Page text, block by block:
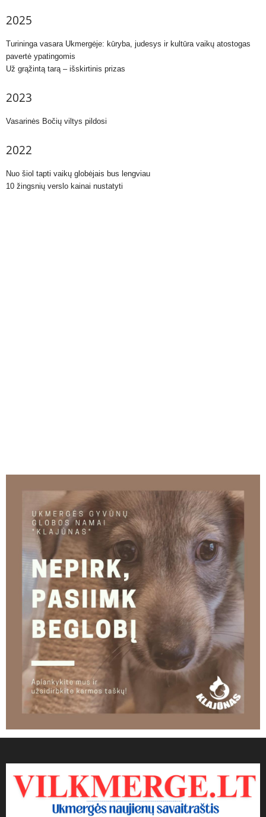
2025
Turininga vasara Ukmergėje: kūryba, judesys ir kultūra vaikų atostogas
pavertė ypatingomis
Už grąžintą tarą – išskirtinis prizas
2023
Vasarinės Bočių viltys pildosi
2022
Nuo šiol tapti vaikų globėjais bus lengviau
10 žingsnių verslo kainai nustatyti